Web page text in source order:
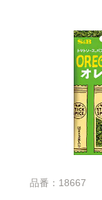
品番：18667